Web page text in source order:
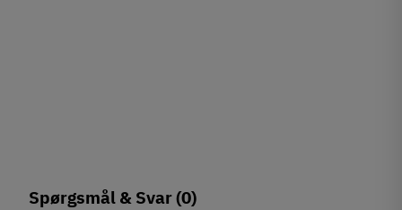
Spørgsmål & Svar(0)